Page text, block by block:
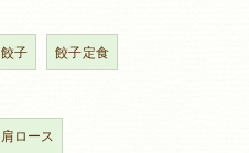
餃子 餃子定食
肩ロース